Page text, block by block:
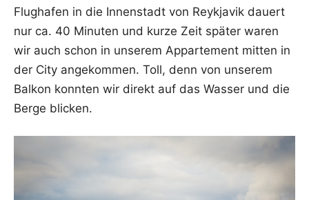
Flug­ha­fen in die Innen­stadt von Reykja­vik dau­ert
nur ca. 40 Minu­ten und kur­ze Zeit spä­ter waren
wir auch schon in unse­rem Appar­te­ment mit­ten in
der City ange­kom­men. Toll, denn von unse­rem
Bal­kon konn­ten wir direkt auf das Was­ser und die
Ber­ge blicken.